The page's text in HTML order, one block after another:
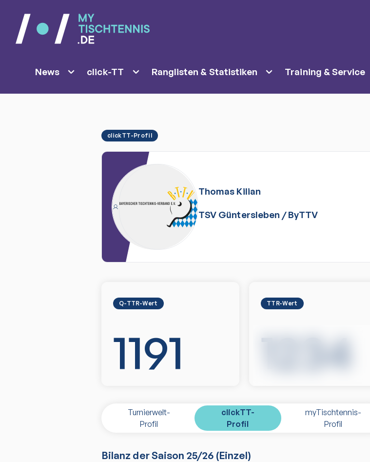
News click-TT Ranglisten & Statistiken Training & Service
clickTT-Profil
Thomas Kilian
TSV Güntersleben /ByTTV
Q-TTR-Wert
1191
TTR-Wert
1234
Turnierwelt-
Profil
clickTT-
Profil
myTischtennis-
Profil
Bilanz der Saison 25/26 (Einzel)